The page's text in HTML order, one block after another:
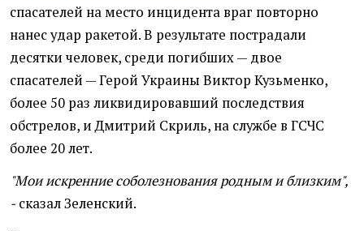
спасателей на место инцидента враг повторно
нанес удар ракетой. В результате пострадали
десятки человек, среди погибших — двое
спасателей — Герой Украины Виктор Кузьменко,
более 50 раз ликвидировавший последствия
обстрелов, и Дмитрий Скриль, на службе в ГСЧС
более 20 лет.
"Мои искренние соболезнования родным и близким",
- сказал Зеленский.